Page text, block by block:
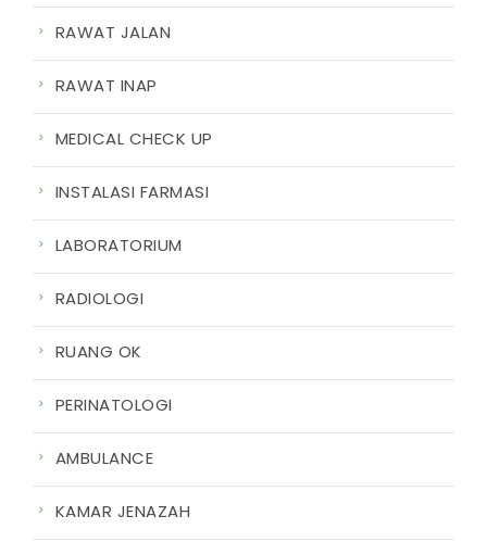
RAWAT JALAN
RAWAT INAP
MEDICAL CHECK UP
INSTALASI FARMASI
LABORATORIUM
RADIOLOGI
RUANG OK
PERINATOLOGI
AMBULANCE
KAMAR JENAZAH